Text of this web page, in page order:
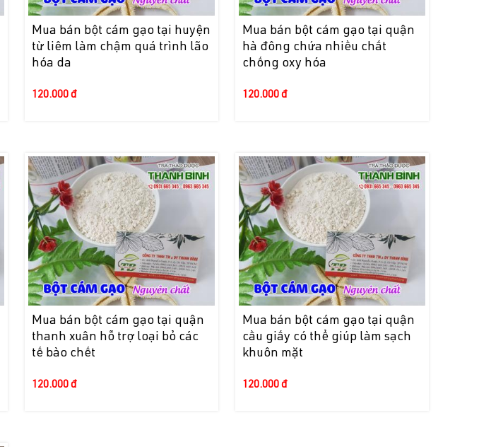
Mua bán bột cám gạo tại huyện
từ liêm làm chậm quá trình lão
hóa da
120.000 đ
Mua bán bột cám gạo tại quận
hà đông chứa nhiều chất
chống oxy hóa
120.000 đ
Mua bán bột cám gạo tại quận
thanh xuân hỗ trợ loại bỏ các
tế bào chết
120.000 đ
Mua bán bột cám gạo tại quận
cầu giấy có thể giúp làm sạch
khuôn mặt
120.000 đ